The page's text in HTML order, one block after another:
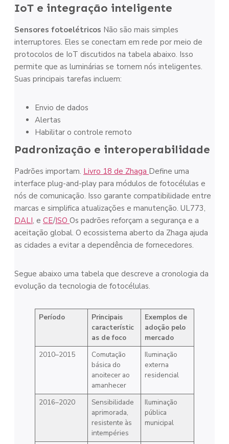
IoT e integração inteligente
Sensores fotoelétricos Não são mais simples
interruptores. Eles se conectam em rede por meio de
protocolos de IoT discutidos na tabela abaixo. Isso
permite que as luminárias se tornem nós inteligentes.
Suas principais tarefas incluem:
Envio de dados
Alertas
Habilitar o controle remoto
Padronização e interoperabilidade
Padrões importam. Livro 18 de Zhaga Define uma
interface plug-and-play para módulos de fotocélulas e
nós de comunicação. Isso garante compatibilidade entre
marcas e simplifica atualizações e manutenção. UL773,
DALI, e CE/ISO Os padrões reforçam a segurança e a
aceitação global. O ecossistema aberto da Zhaga ajuda
as cidades a evitar a dependência de fornecedores.
Segue abaixo uma tabela que descreve a cronologia da
evolução da tecnologia de fotocélulas.
Período
Principais
característic
as de foco
Exemplos de
adoção pelo
mercado
2010–2015
Comutação
básica do
anoitecer ao
amanhecer
Iluminação
externa
residencial
2016–2020
Sensibilidade
aprimorada,
resistente às
intempéries
Iluminação
pública
municipal